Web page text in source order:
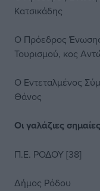
Κατσικάδης
Ο Πρόεδρος
Τουρισμού, κος
Ο Εντεταλμένος
Θάνος
Οι γαλάζιες
Π.Ε. ΡΟΔΟΥ [38]
Δήμος Ρόδου